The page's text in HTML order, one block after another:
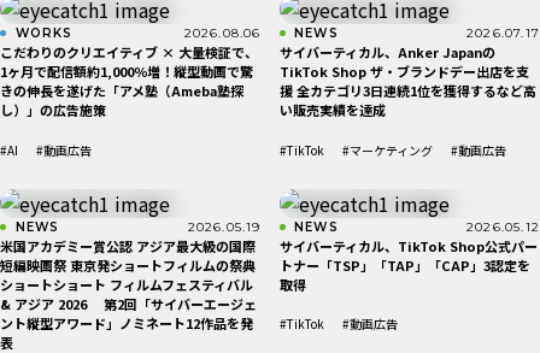
WORKS 2026.08.06
こだわりのクリエイティブ × 大量検証で、
1ヶ月で配信額約1,000％増！縦型動画で驚
きの伸長を遂げた「アメ塾（Ameba塾探
し）」の広告施策
#AI #動画広告
NEWS 2026.07.17
サイバーティカル、Anker Japanの
TikTok Shop ザ・ブランドデー出店を支
援 全カテゴリ3日連続1位を獲得するなど高
い販売実績を達成
#TikTok #マーケティング #動画広告
NEWS 2026.05.19
米国アカデミー賞公認 アジア最大級の国際
短編映画祭 東京発ショートフィルムの祭典
ショートショート フィルムフェスティバル
& アジア 2026 第2回「サイバーエージェ
ント縦型アワード」ノミネート12作品を発
表
NEWS 2026.05.12
サイバーティカル、TikTok Shop公式パー
トナー「TSP」「TAP」「CAP」3認定を
取得
#TikTok #動画広告